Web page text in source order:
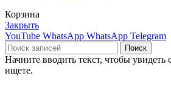
Корзина
Закрыть
YouTube WhatsApp WhatsApp Telegram
Поиск
Начните вводить текст, чтобы
ищете.